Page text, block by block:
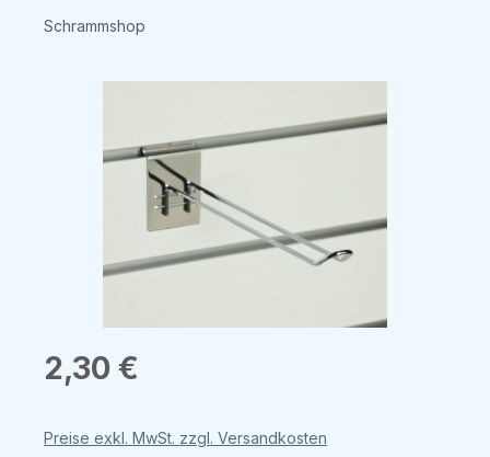
Schrammshop
Regulärer Preis:
2,30 €
Preise exkl. MwSt. zzgl. Versandkosten